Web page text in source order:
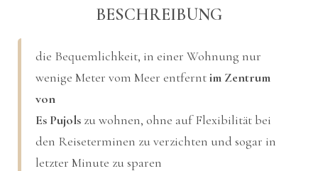
BESCHREIBUNG
die Bequemlichkeit, in einer Wohnung nur
wenige Meter vom Meer entferntim Zentrum
von
Es Pujols zu wohnen, ohne auf Flexibilität bei
den Reiseterminen zu verzichten und sogar in
letzter Minute zu sparen